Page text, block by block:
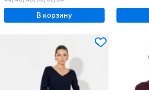
В корзину